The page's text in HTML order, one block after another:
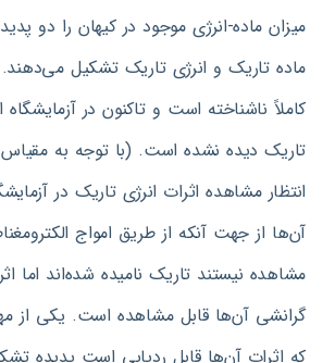
میزان ماده-انرژی موجود در کیهان را دو
ماده تاریک و انرژی تاریک تشکیل
کاملاً ناشناخته است و تاکنون در آزمایشگاه
تاریک دیده نشده است. (با توجه به مقیاس
انتظار مشاهده اثرات انرژی تاریک در
آن‌ها از جهت آنکه از طریق امواج
مشاهده نیستند تاریک نامیده شده‌اند اما
گرانشی آن‌ها قابل مشاهده است. یکی از
که اثرات آن‌ها قابل‌ ردیابی است پدیده